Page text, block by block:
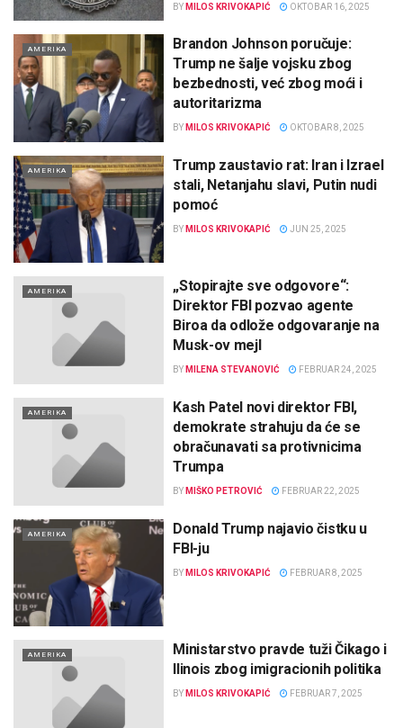
BY MILOS KRIVOKAPIĆ OKTOBAR 16, 2025
AMERIKA
Brandon Johnson poručuje:
Trump ne šalje vojsku zbog
bezbednosti, već zbog moći i
autoritarizma
BY MILOS KRIVOKAPIĆ OKTOBAR 8, 2025
AMERIKA
Trump zaustavio rat: Iran i Izrael
stali, Netanjahu slavi, Putin nudi
pomoć
BY MILOS KRIVOKAPIĆ JUN 25, 2025
AMERIKA
„Stopirajte sve odgovore“:
Direktor FBI pozvao agente
Biroa da odlože odgovaranje na
Musk-ov mejl
BY MILENA STEVANOVIĆ FEBRUAR 24, 2025
AMERIKA
Kash Patel novi direktor FBI,
demokrate strahuju da će se
obračunavati sa protivnicima
Trumpa
BY MIŠKO PETROVIĆ FEBRUAR 22, 2025
AMERIKA
Donald Trump najavio čistku u
FBI-ju
BY MILOS KRIVOKAPIĆ FEBRUAR 8, 2025
AMERIKA
Ministarstvo pravde tuži Čikago i
Ilinois zbog imigracionih politika
BY MILOS KRIVOKAPIĆ FEBRUAR 7, 2025